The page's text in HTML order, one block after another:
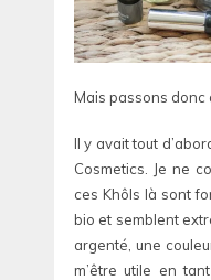
Mais passons donc
Il y avait tout
Cosmetics. Je ne
ces Khôls là sont
bio et semblent
argenté, une
m’être utile en